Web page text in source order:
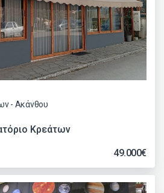
- Ακάνθου
Κρεάτων
49.000€